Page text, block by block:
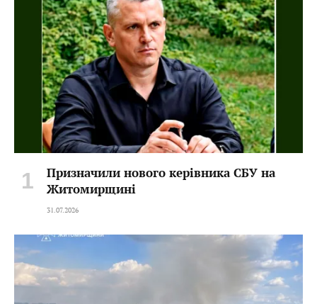
Призначили нового керівника СБУ на
Житомирщині
31.07.2026